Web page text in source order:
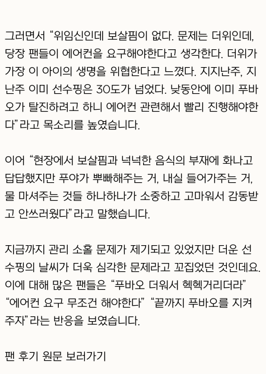
그러면서 “위임신인데 보살핌이 없다. 문제는 더위인데,
당장 팬들이 에어컨을 요구해야한다고 생각한다. 더위가
가장 이 아이의 생명을 위협한다고 느꼈다. 지지난주, 지
난주 이미 선수핑은 30도가 넘었다. 낮동안에 이미 푸바
오가 탈진하려고 하니 에어컨 관련해서 빨리 진행해야한
다”라고 목소리를 높였습니다.
이어 “현장에서 보살핌과 넉넉한 음식의 부재에 화나고
답답했지만 푸야가 뿌빠해주는 거, 내실 들어가주는 거,
물 마셔주는 것들 하나하나가 소중하고 고마워서 감동받
고 안쓰러웠다”라고 말했습니다.
지금까지 관리 소홀 문제가 제기되고 있었지만 더운 선
수핑의 날씨가 더욱 심각한 문제라고 꼬집었던 것인데요.
이에 대해 많은 팬들은 “푸바오 더워서 헥헥거리더라”
“에어컨 요구 무조건 해야한다” “끝까지 푸바오를 지켜
주자”라는 반응을 보였습니다.
팬 후기 원문 보러가기